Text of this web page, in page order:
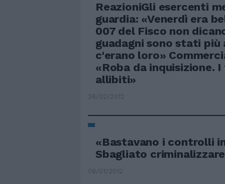
ReazioniGli esercenti
guardia: «Venerdì era
007 del Fisco non
guadagni sono stati più
c'erano loro»
«Roba da inquisizione.
allibiti»
26/02/2012
«Bastavano i controlli
Sbagliato
08/01/2012